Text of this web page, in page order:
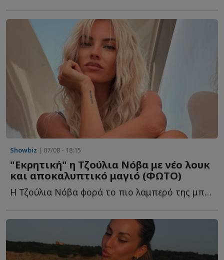
Showbiz | 07/08 - 18:15
"Εκρητική" η Τζούλια Νόβα με νέο λουκ
και αποκαλυπτικό μαγιό (ΦΩΤΟ)
Η Τζούλια Νόβα φορά το πιο λαμπερό της μπικίνι και μαγνητίζει τ...